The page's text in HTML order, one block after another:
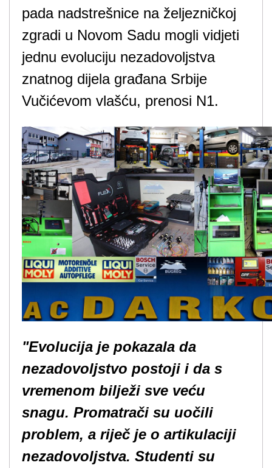
pada nadstrešnice na željezničkoj
zgradi u Novom Sadu mogli vidjeti
jednu evoluciju nezadovoljstva
znatnog dijela građana Srbije
Vučićevom vlašću, prenosi N1.
"Evolucija je pokazala da
nezadovoljstvo postoji i da s
vremenom bilježi sve veću
snagu. Promatrači su uočili
problem, a riječ je o artikulaciji
nezadovoljstva. Studenti su